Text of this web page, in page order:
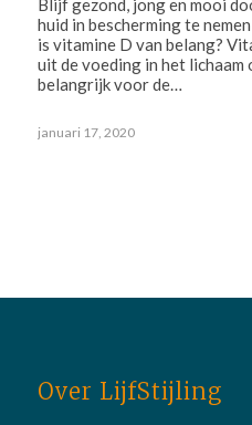
Blijf gezond, jong en mooi
huid in bescherming te
is vitamine D van belang?
uit de voeding in het lichaam
belangrijk voor de…
januari 17, 2020
Over LijfStijling